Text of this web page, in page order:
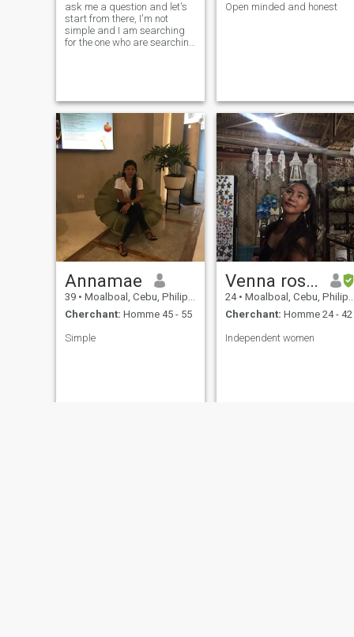
ask me a question and let's
start from there, I'm not
simple and I am searching
for the one who are searching
Open minded and honest
Annamae
39 • Moalboal, Cebu, Philippines
Cherchant: Homme 45 - 55
Simple
Venna rose sabanal
24 • Moalboal, Cebu, Philippines
Cherchant: Homme 24 - 42
Independent women